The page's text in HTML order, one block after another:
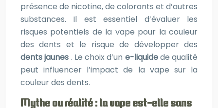
présence de nicotine, de colorants et d’autres
substances. Il est essentiel d’évaluer les
risques potentiels de la vape pour la couleur
des dents et le risque de développer des
dents jaunes . Le choix d’un e-liquidede qualité
peut influencer l’impact de la vape sur la
couleur des dents.
Mythe ou réalité : la vape est-elle sans